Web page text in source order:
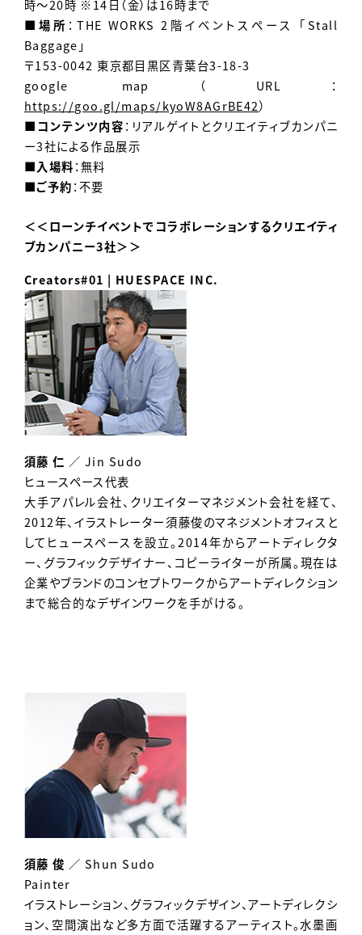
時～20時 ※14日（金）は16時まで
■場所 ：THE WORKS 2階イベントスペース 「Stall
Baggage」
〒153-0042 東京都目黒区青葉台3-18-3
google map（URL：
https://goo.gl/maps/kyoW8AGrBE42）
■コンテンツ内容：リアルゲイトとクリエイティブカンパニ
ー3社による作品展示
■入場料：無料
■ご予約：不要
＜＜ローンチイベントでコラボレーションするクリエイティ
ブカンパニー3社＞＞
Creators#01 | HUESPACE INC.
須藤 仁 ／ Jin Sudo
ヒュースペース代表
大手アパレル会社、クリエイターマネジメント会社を経て、
2012年、イラストレーター須藤俊のマネジメントオフィスと
してヒュースペースを設立。2014年からアートディレクタ
ー、グラフィックデザイナー、コピーライターが所属。現在は
企業やブランドのコンセプトワークからアートディレクション
まで総合的なデザインワークを手がける。
須藤 俊 ／ Shun Sudo
Painter
イラストレーション、グラフィックデザイン、アートディレクシ
ョン、空間演出など多方面で活躍するアーティスト。水墨画